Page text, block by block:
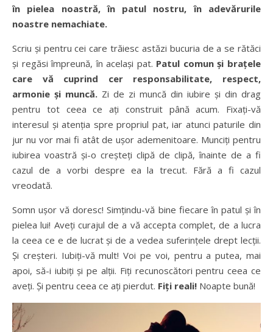
în pielea noastră, în patul nostru, în adevărurile
noastre nemachiate.
Scriu și pentru cei care trăiesc astăzi bucuria de a se rătăci
și regăsi împreună, în același pat. Patul comun și brațele
care vă cuprind cer responsabilitate, respect,
armonie și muncă. Zi de zi muncă din iubire și din drag
pentru tot ceea ce ați construit până acum. Fixați-vă
interesul și atenția spre propriul pat, iar atunci paturile din
jur nu vor mai fi atât de ușor ademenitoare. Munciți pentru
iubirea voastră și-o creșteți clipă de clipă, înainte de a fi
cazul de a vorbi despre ea la trecut. Fără a fi cazul
vreodată.
Somn ușor vă doresc! Simțindu-vă bine fiecare în patul și în
pielea lui! Aveți curajul de a vă accepta complet, de a lucra
la ceea ce e de lucrat și de a vedea suferințele drept lecții.
Și creșteri. Iubiți-vă mult! Voi pe voi, pentru a putea, mai
apoi, să-i iubiți și pe alții. Fiți recunoscători pentru ceea ce
aveți. Și pentru ceea ce ați pierdut. Fiți reali! Noapte bună!